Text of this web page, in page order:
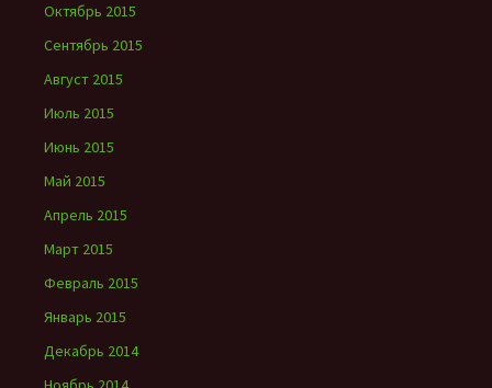
Октябрь 2015
Сентябрь 2015
Август 2015
Июль 2015
Июнь 2015
Май 2015
Апрель 2015
Март 2015
Февраль 2015
Январь 2015
Декабрь 2014